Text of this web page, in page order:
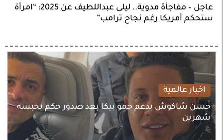
عاجل – مفاجأة مدوية.. ليلى عبداللطيف عن 2025: “امرأة
ستحكم أمريكا رغم نجاح ترامب”
اخبار عالمية
حسن شاكوش يدعم حمو بيكا بعد صدور حكم بحبسه
شهرين